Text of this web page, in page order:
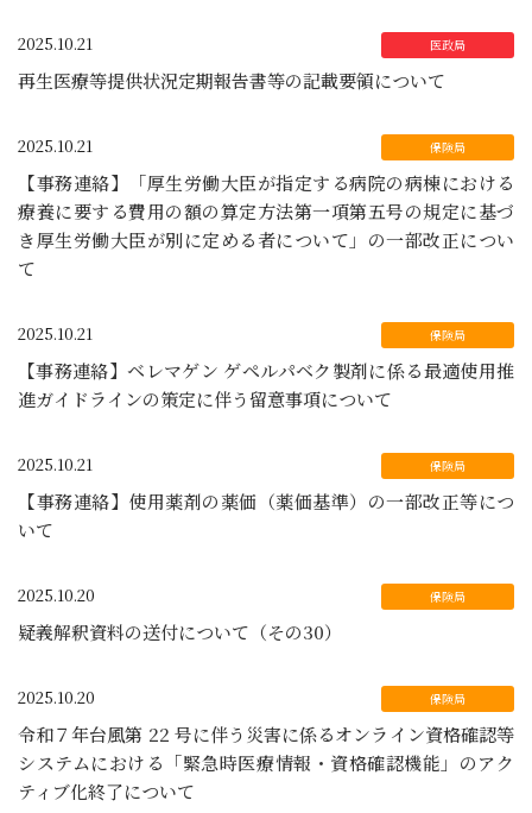
2025.10.21
再生医療等提供状況定期報告書等の記載要領について
2025.10.21
【事務連絡】「厚生労働大臣が指定する病院の病棟における
療養に要する費用の額の算定方法第一項第五号の規定に基づ
き厚生労働大臣が別に定める者について」の一部改正につい
て
2025.10.21
【事務連絡】ベレマゲン ゲペルパベク製剤に係る最適使用推
進ガイドラインの策定に伴う留意事項について
2025.10.21
【事務連絡】使用薬剤の薬価（薬価基準）の一部改正等につ
いて
2025.10.20
疑義解釈資料の送付について（その30）
2025.10.20
令和７年台風第 22 号に伴う災害に係るオンライン資格確認等
システムにおける「緊急時医療情報・資格確認機能」のアク
ティブ化終了について